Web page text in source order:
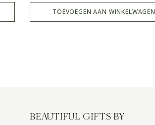
TOEVOEGEN AAN WINKELWAGEN
BEAUTIFUL GIFTS BY